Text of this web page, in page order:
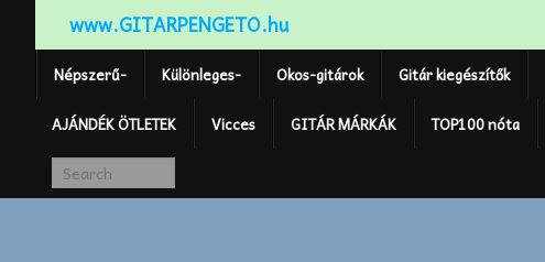
www.GITARPENGETO.hu
Népszerű- Különleges- Okos-gitárok Gitár kiegészítők
AJÁNDÉK ÖTLETEK Vicces GITÁR MÁRKÁK TOP100 nóta